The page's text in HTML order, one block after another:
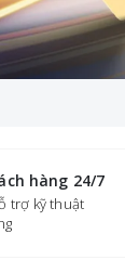
đ
kết thúc sau:
00 : 46 : 49
hàng 24/7
trợ kỹ thuật